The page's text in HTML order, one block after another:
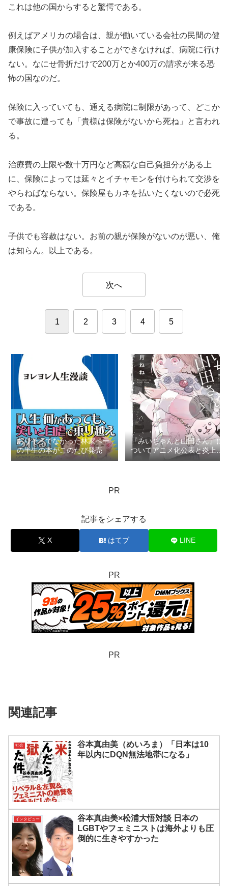
これは他の国からすると驚愕である。
例えばアメリカの場合は、親が働いている会社の民間の健
康保険に子供が加入することができなければ、病院に行け
ない。なにせ骨折だけで200万とか400万の請求が来る恐
怖の国なのだ。
保険に入っていても、通える病院に制限があって、どこか
で事故に遭っても「貴様は保険がないから死ね」と言われ
る。
治療費の上限や数十万円など高額な自己負担分がある上
に、保険によっては延々とイチャモンを付けられて交渉を
やらねばならない。保険屋もカネを払いたくないので必死
である。
子供でも容赦はない。お前の親が保険がないのが悪い、俺
は知らん。以上である。
次へ
1 2 3 4 5
ありそうでなかった林家ペー
の半生の本がこのたび発売
『みいちゃんと山田さん』に
ついてアニメ化公表と炎上で
思うこと：ロマン優光連載
PR
記事をシェアする
X はてブ LINE
PR
PR
関連記事
社会
谷本真由美（めいろま）「日本は10
年以内にDQN無法地帯になる」
インタビュー
谷本真由美×松浦大悟対談 日本の
LGBTやフェミニストは海外よりも圧
倒的に生きやすかった